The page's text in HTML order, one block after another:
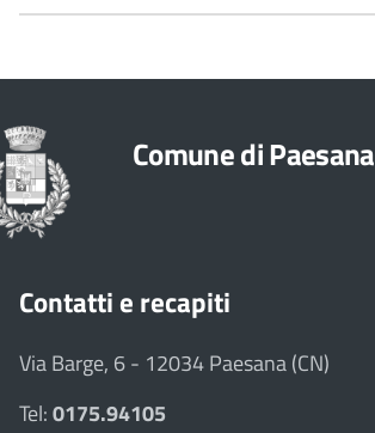
Comune di Paesana
Contatti e recapiti
Via Barge, 6 - 12034 Paesana (CN)
Tel:0175.94105